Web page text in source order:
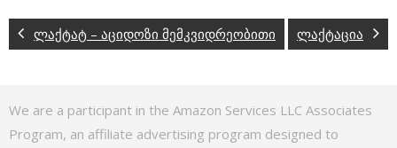
ლაქტატ – აციდოზი მემკვიდრეობითი ლაქტაცია
We are a participant in the Amazon Services LLC Associates
Program, an affiliate advertising program designed to